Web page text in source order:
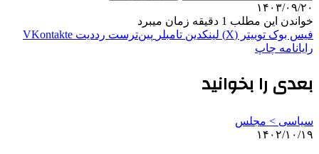
۱۴۰۳/۰۹/۲۰
خواندن این مطلب 1 دقیقه زمان میبرد
فیس بوک توییتر (X) لینکدین ‫تامبلر ‫پین‌ترست ‫رددیت ‫VKontakte
رایانامه چاپ
بعدی را بخوانید
سیاسی > مجلس
۱۴۰۲/۱۰/۱۹